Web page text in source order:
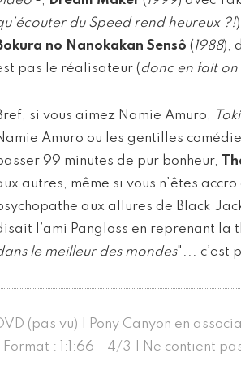
du Speed rend heureux ?!
no Nanokakan Sensô (1988),
pas le réalisateur (donc en fait on
si vous aimez Namie Amuro,
Amuro ou les gentilles
99 minutes de pur bonheur,
autres, même si vous n’êtes accro
aux allures de Black
l’ami Pangloss en reprenant la
le meilleur des mondes"... c’est
(pas vu) | Pony Canyon en
Format : 1:1:66 - 4/3 | Ne contient